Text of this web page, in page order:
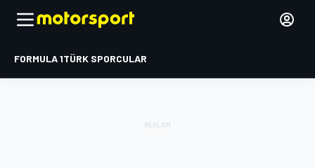
FORMULA 1TÜRK SPORCULAR